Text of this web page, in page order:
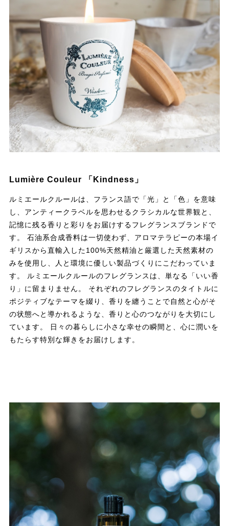
Lumière Couleur 「Kindness」
ルミエールクルールは、フランス語で「光」と「色」を意味
し、アンティークラベルを思わせるクラシカルな世界観と、
記憶に残る香りと彩りをお届けするフレグランスブランドで
す。 石油系合成香料は一切使わず、アロマテラピーの本場イ
ギリスから直輸入した100%天然精油と厳選した天然素材の
みを使用し、人と環境に優しい製品づくりにこだわっていま
す。 ルミエールクルールのフレグランスは、単なる「いい香
り」に留まりません。 それぞれのフレグランスのタイトルに
ポジティブなテーマを綴り、香りを纏うことで自然と心がそ
の状態へと導かれるような、香りと心のつながりを大切にし
ています。 日々の暮らしに小さな幸せの瞬間と、心に潤いを
もたらす特別な輝きをお届けします。